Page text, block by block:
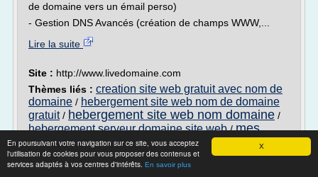
X
En poursuivant votre navigation sur ce site, vous acceptez
l'utilisation de cookies pour vous proposer des contenus et
services adaptés à vos centres d'intérêts. En savoir plus
de domaine vers un émail perso)
- Gestion DNS Avancés (création de champs WWW,...
Lire la suite
Site : http://www.livedomaine.com
Thèmes liés : creation site web gratuit avec nom de
domaine / hebergement site web nom de domaine
gratuit/ hebergement site web nom domaine /
hebergement serveur domaine site web/mes
conseil creation d un site web
Hébergement Web 2016-2017: Les meilleurs